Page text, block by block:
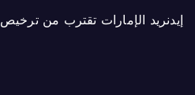
إيدنريد الإمارات تقترب من ترخيص SVF بخطوة جديدة